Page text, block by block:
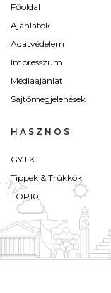
Főoldal
Ajánlatok
Adatvédelem
Impresszum
Médiaajánlat
Sajtómegjelenések
HASZNOS
GY.I.K.
Tippek & Trükkök
TOP10